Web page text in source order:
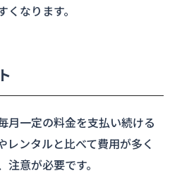
くなります。
月一定の料金を支払い続ける
レンタルと比べて費用が多く
注意が必要です。